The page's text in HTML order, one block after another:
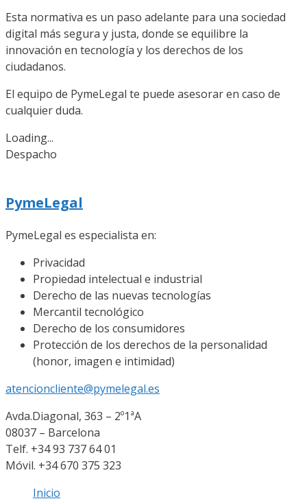
Esta normativa es un paso adelante para una sociedad
digital más segura y justa, donde se equilibre la
innovación en tecnología y los derechos de los
ciudadanos.
El equipo de PymeLegal te puede asesorar en caso de
cualquier duda.
Loading...
Despacho
PymeLegal
PymeLegal es especialista en:
Privacidad
Propiedad intelectual e industrial
Derecho de las nuevas tecnologías
Mercantil tecnológico
Derecho de los consumidores
Protección de los derechos de la personalidad
(honor, imagen e intimidad)
atencioncliente@pymelegal.es
Avda.Diagonal, 363 – 2º1ªA
08037 – Barcelona
Telf. +34 93 737 64 01
Móvil. +34 670 375 323
Inicio